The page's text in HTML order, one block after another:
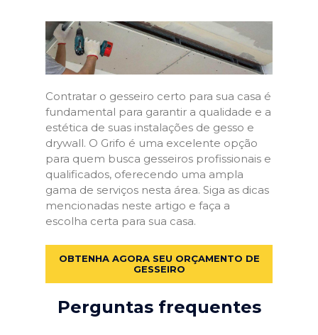
Contratar o gesseiro certo para sua casa é
fundamental para garantir a qualidade e a
estética de suas instalações de gesso e
drywall. O Grifo é uma excelente opção
para quem busca gesseiros profissionais e
qualificados, oferecendo uma ampla
gama de serviços nesta área. Siga as dicas
mencionadas neste artigo e faça a
escolha certa para sua casa.
OBTENHA AGORA SEU ORÇAMENTO DE
GESSEIRO
Perguntas frequentes